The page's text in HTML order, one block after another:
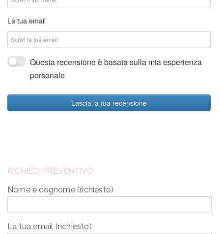
La tua email
Questa recensione è basata sulla mia esperienza
personale
Lascia la tua recensione
RICHIEDI PREVENTIVO
Nome e cognome (richiesto)
La tua email (richiesto)